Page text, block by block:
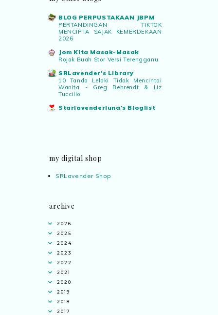
BLOG PERPUSTAKAAN JBPM
PERTANDINGAN TIKTOK
MENCIPTA SAJAK KEMERDEKAAN
2026
Jom Kita Masak-Masak
Rojak Buah Stor Versi Terengganu
SRLavender's Library
10 Tanda Lelaki Tidak Mencintai
Wanita - Greg Behrendt & Liz
Tuccillo
Starlavenderluna's Bloglist
my digital shop
SRLavender Shop
archive
2026
2025
2024
2023
2022
2021
2020
2019
2018
2017